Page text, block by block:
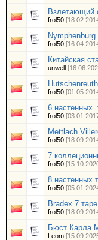
Взлетающий
frol50
frol50
Китайская
unwell
frol50
6 настенных.
frol50
frol50
7
frol50
8 настенных
frol50
Bradex.7
frol50
Бюст Карла
Leom